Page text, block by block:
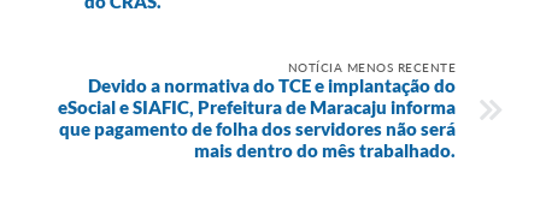
NOTÍCIA MENOS RECENTE
Devido a normativa do TCE e implantação do
eSocial e SIAFIC, Prefeitura de Maracaju informa
que pagamento de folha dos servidores não será
mais dentro do mês trabalhado.